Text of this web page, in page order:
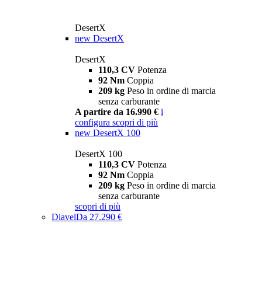
DesertX
new DesertX
DesertX
110,3 CV Potenza
92 Nm Coppia
209 kg Peso in ordine di marcia
senza carburante
A partire da 16.990 € i
configura scopri di più
new DesertX 100
DesertX 100
110,3 CV Potenza
92 Nm Coppia
209 kg Peso in ordine di marcia
senza carburante
scopri di più
DiavelDa 27.290 €